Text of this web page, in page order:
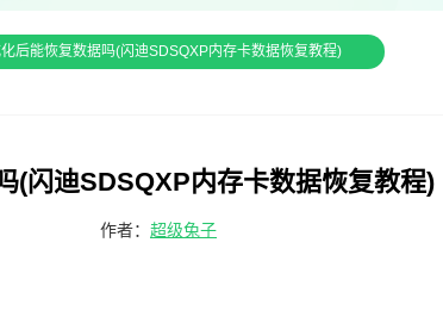
后能恢复数据吗(闪迪SDSQXP内存卡数据恢复教程)
(闪迪SDSQXP内存卡数据恢复教程)
作者： 超级兔子